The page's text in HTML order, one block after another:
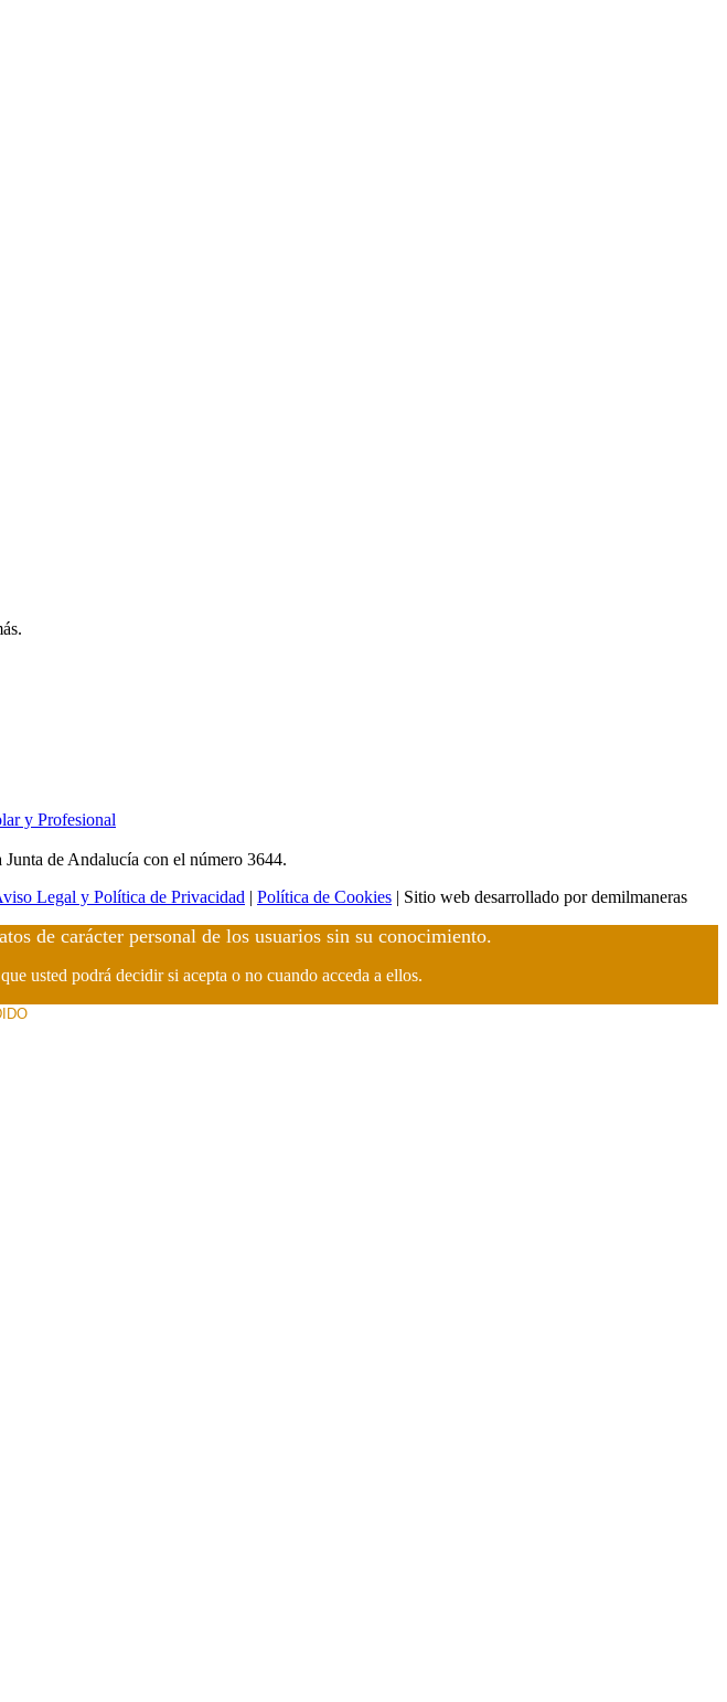
y Profesional
de Andalucía con el número 3644.
Legal y Política de Privacidad | Política de Cookies | Sitio web desarrollado por demilmaneras
de carácter personal de los usuarios sin su conocimiento.
usted podrá decidir si acepta o no cuando acceda a ellos.